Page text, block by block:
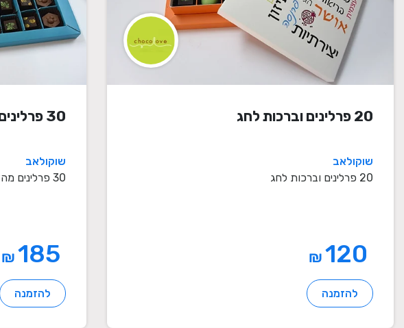
20 פרלינים וברכות לחג
שוקולאב
20 פרלינים וברכות לחג
₪
להזמנה
30 פרלינים מהדורת החג
שוקולאב
30 פרלינים מהדורת החג
₪
להזמנה